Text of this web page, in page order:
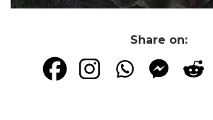
Share on: